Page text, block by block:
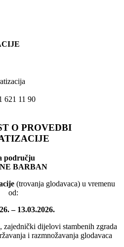
621 11 90
O PROVEDBI
području
BARBAN
(trovanja glodavaca) u vremenu
od:
– 13.03.2026.
zajednički dijelovi stambenih zgrada
i razmnožavanja glodavaca